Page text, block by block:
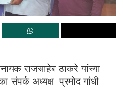
राजसाहेब ठाकरे यांच्या
संपर्क अध्यक्ष प्रमोद गांधी